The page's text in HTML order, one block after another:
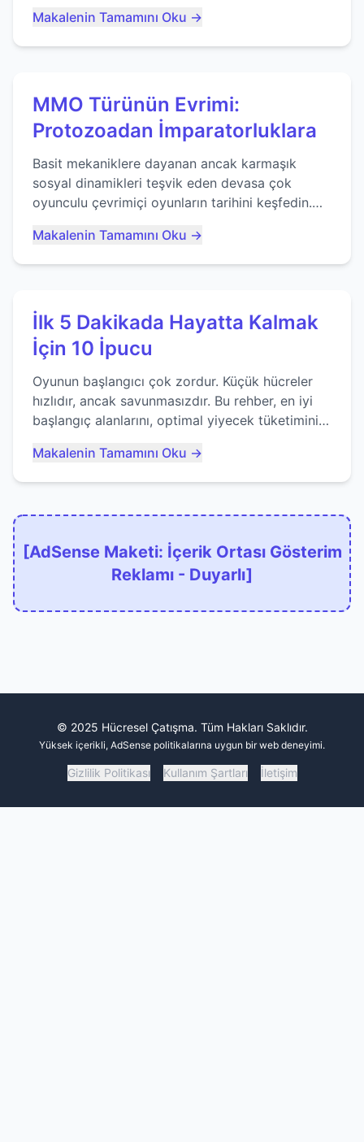
ustalaşacağınızı öğrenin...
Makalenin Tamamını Oku →
MMO Türünün Evrimi:
Protozoadan İmparatorluklara
Basit mekaniklere dayanan ancak karmaşık
sosyal dinamikleri teşvik eden devasa çok
oyunculu çevrimiçi oyunların tarihini keşfedin.
Makalenin Tamamını Oku →
İlk 5 Dakikada Hayatta Kalmak
İçin 10 İpucu
Oyunun başlangıcı çok zordur. Küçük hücreler
hızlıdır, ancak savunmasızdır. Bu rehber, en iyi
başlangıç alanlarını, optimal yiyecek tüketimini
kaçınacağınızı anlatıyor...
Makalenin Tamamını Oku →
[AdSense Maketi: İçerik Ortası Gösterim
Reklamı - Duyarlı]
© 2025 Hücresel Çatışma. Tüm Hakları Saklıdır.
Yüksek içerikli, AdSense politikalarına uygun bir web deneyimi.
Gizlilik Politikası Kullanım Şartları İletişim